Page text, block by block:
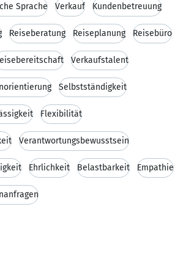
Sprache Verkauf Kundenbetreuung
Reiseberatung Reiseplanung Reisebüro
Verkaufstalent
Selbstständigkeit
Flexibilität
Verantwortungsbewusstsein
Ehrlichkeit Belastbarkeit Empathie